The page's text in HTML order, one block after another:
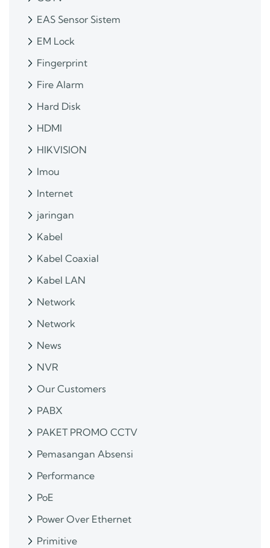
EAS Sensor Sistem
EM Lock
Fingerprint
Fire Alarm
Hard Disk
HDMI
HIKVISION
Imou
Internet
jaringan
Kabel
Kabel Coaxial
Kabel LAN
Network
Network
News
NVR
Our Customers
PABX
PAKET PROMO CCTV
Pemasangan Absensi
Performance
PoE
Power Over Ethernet
Primitive